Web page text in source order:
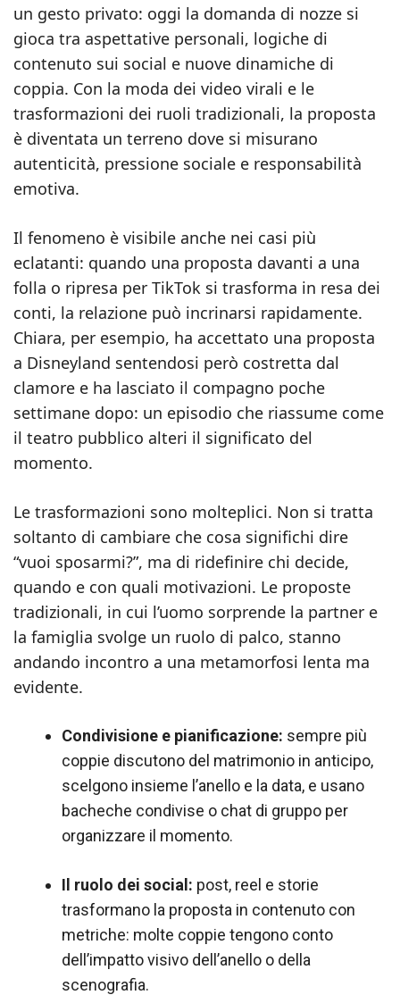
un gesto privato: oggi la domanda di nozze si
gioca tra aspettative personali, logiche di
contenuto sui social e nuove dinamiche di
coppia. Con la moda dei video virali e le
trasformazioni dei ruoli tradizionali, la proposta
è diventata un terreno dove si misurano
autenticità, pressione sociale e responsabilità
emotiva.
Il fenomeno è visibile anche nei casi più
eclatanti: quando una proposta davanti a una
folla o ripresa per TikTok si trasforma in resa dei
conti, la relazione può incrinarsi rapidamente.
Chiara, per esempio, ha accettato una proposta
a Disneyland sentendosi però costretta dal
clamore e ha lasciato il compagno poche
settimane dopo: un episodio che riassume come
il teatro pubblico alteri il significato del
momento.
Le trasformazioni sono molteplici. Non si tratta
soltanto di cambiare che cosa significhi dire
“vuoi sposarmi?”, ma di ridefinire chi decide,
quando e con quali motivazioni. Le proposte
tradizionali, in cui l’uomo sorprende la partner e
la famiglia svolge un ruolo di palco, stanno
andando incontro a una metamorfosi lenta ma
evidente.
Condivisione e pianificazione: sempre più
coppie discutono del matrimonio in anticipo,
scelgono insieme l’anello e la data, e usano
bacheche condivise o chat di gruppo per
organizzare il momento.
Il ruolo dei social: post, reel e storie
trasformano la proposta in contenuto con
metriche: molte coppie tengono conto
dell’impatto visivo dell’anello o della
scenografia.